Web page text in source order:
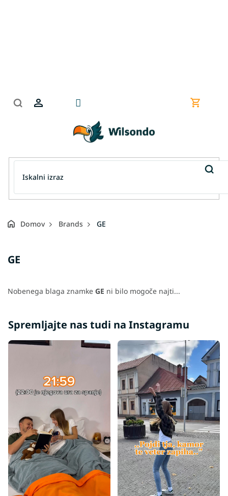
Domov Brands GE
GE
Nobenega blaga znamke GE ni bilo mogoče najti...
Spremljajte nas tudi na Instagramu